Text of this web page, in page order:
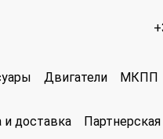
Двигатели МКПП
и доставка